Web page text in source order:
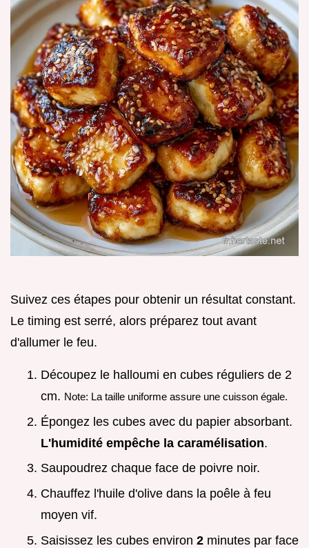
Suivez ces étapes pour obtenir un résultat constant.
Le timing est serré, alors préparez tout avant
d'allumer le feu.
Découpez le halloumi en cubes réguliers de 2
cm. Note: La taille uniforme assure une cuisson égale.
Épongez les cubes avec du papier absorbant.
L'humidité empêche la caramélisation.
Saupoudrez chaque face de poivre noir.
Chauffez l'huile d'olive dans la poêle à feu
moyen vif.
Saisissez les cubes environ 2 minutes par face